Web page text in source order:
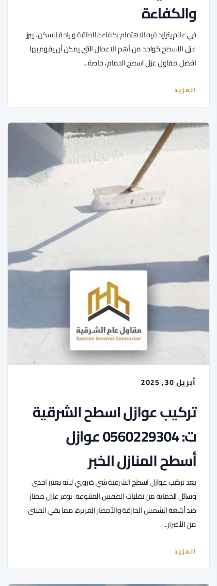
والكفاءة
في عالم يتزايد فيه الاهتمام بكفاءة الطاقة و راحة السكن ، يبرز
عزل الأسطح كواحد من أهم الاعمال التي يمكن أن يقوم بها
افضل مقاول عزل اسطح الدمام ، خاصة...
المزيد
أبريل 30, 2025
تركيب عوازل اسطح الشرقية
ت: 0560229304 عوازل
أسطح المنازل الخبر
يعد تركيب عوازل اسطح الشرقية شي ضروري لانه يعتبر احدى
وسائل الحماية من تقلبات الطقس المتنوعة. نوفر عازل ممتاز
ضد أشعة الشمس الحارقة والأمطار الغزيرة، مما يقي المبنى
من الأضرار...
المزيد